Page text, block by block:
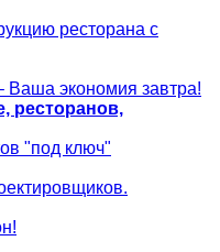
ресторана с
Ваша экономия завтра!
ресторанов,
"под ключ"